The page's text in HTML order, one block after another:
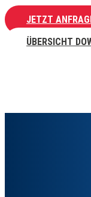
JETZT
ÜBERSICHT